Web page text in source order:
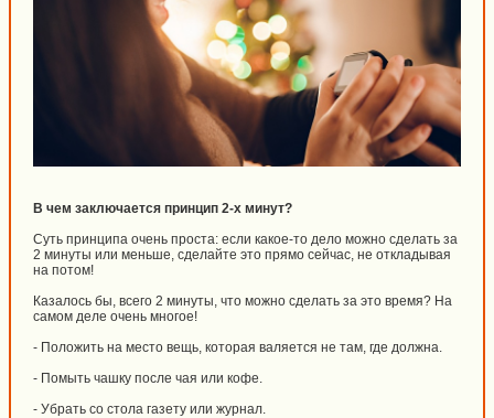
В чем заключается принцип 2-х минут?
Суть принципа очень проста: если какое-то дело можно сделать за
2 минуты или меньше, сделайте это прямо сейчас, не откладывая
на потом!
Казалось бы, всего 2 минуты, что можно сделать за это время? На
самом деле очень многое!
- Положить на место вещь, которая валяется не там, где должна.
- Помыть чашку после чая или кофе.
- Убрать со стола газету или журнал.